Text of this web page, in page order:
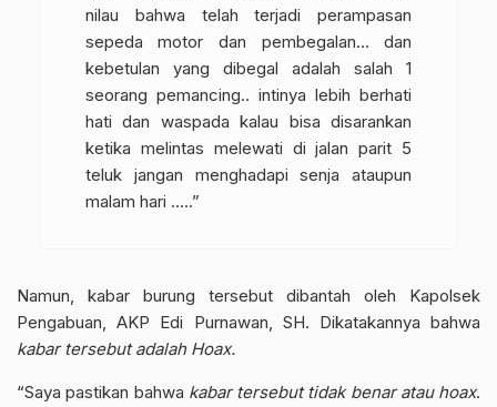
nilau bahwa telah terjadi perampasan
sepeda motor dan pembegalan… dan
kebetulan yang dibegal adalah salah 1
seorang pemancing.. intinya lebih berhati
hati dan waspada kalau bisa disarankan
ketika melintas melewati di jalan parit 5
teluk jangan menghadapi senja ataupun
malam hari …..”
Namun, kabar burung tersebut dibantah oleh Kapolsek
Pengabuan, AKP Edi Purnawan, SH. Dikatakannya bahwa
kabar tersebut adalah Hoax.
“Saya pastikan bahwa kabar tersebut tidak benar atau hoax.